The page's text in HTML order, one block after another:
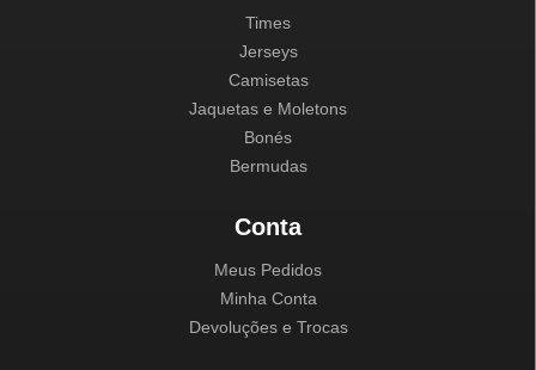
Times
Jerseys
Camisetas
Jaquetas e Moletons
Bonés
Bermudas
Conta
Meus Pedidos
Minha Conta
Devoluções e Trocas